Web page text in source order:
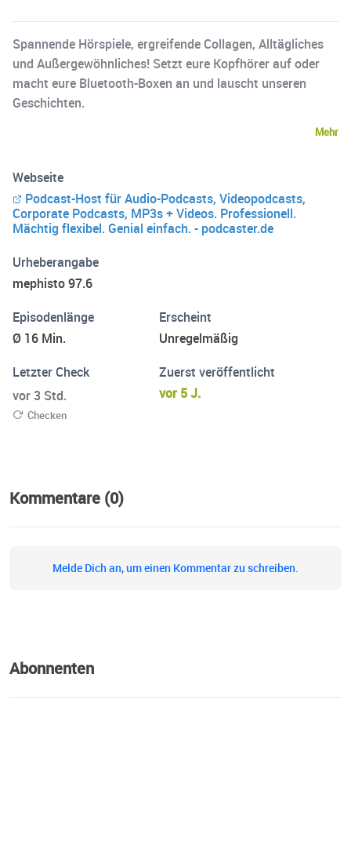
Spannende Hörspiele, ergreifende Collagen, Alltägliches
und Außergewöhnliches! Setzt eure Kopfhörer auf oder
macht eure Bluetooth-Boxen an und lauscht unseren
Geschichten.
Mehr
Webseite
Podcast-Host für Audio-Podcasts, Videopodcasts,
Corporate Podcasts, MP3s + Videos. Professionell.
Mächtig flexibel. Genial einfach. - podcaster.de
Urheberangabe
mephisto 97.6
Episodenlänge
Ø 16 Min.
Erscheint
Unregelmäßig
Letzter Check
vor 3 Std.
Checken
Zuerst veröffentlicht
vor 5 J.
Kommentare (0)
Melde Dich an, um einen Kommentar zu schreiben.
Abonnenten